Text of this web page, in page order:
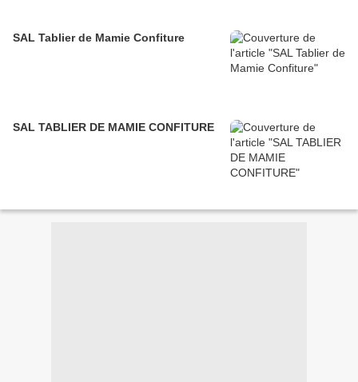
SAL Tablier de Mamie Confiture
SAL TABLIER DE MAMIE CONFITURE